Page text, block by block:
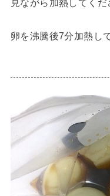
見ながら加熱してく
卵を沸騰後7分加熱し